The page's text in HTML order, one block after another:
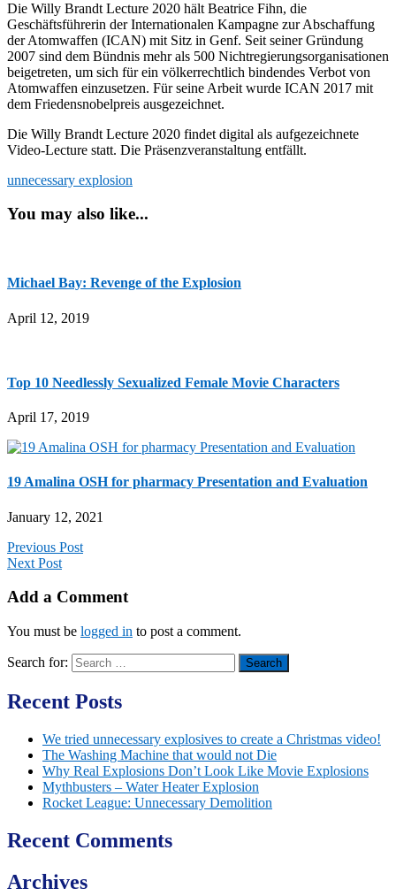
Die Willy Brandt Lecture 2020 hält Beatrice Fihn, die
Geschäftsführerin der Internationalen Kampagne zur Abschaffung
der Atomwaffen (ICAN) mit Sitz in Genf. Seit seiner Gründung
2007 sind dem Bündnis mehr als 500 Nichtregierungsorganisationen
beigetreten, um sich für ein völkerrechtlich bindendes Verbot von
Atomwaffen einzusetzen. Für seine Arbeit wurde ICAN 2017 mit
dem Friedensnobelpreis ausgezeichnet.
Die Willy Brandt Lecture 2020 findet digital als aufgezeichnete
Video-Lecture statt. Die Präsenzveranstaltung entfällt.
unnecessary explosion
You may also like...
Michael Bay: Revenge of the Explosion
April 12, 2019
Top 10 Needlessly Sexualized Female Movie Characters
April 17, 2019
19 Amalina OSH for pharmacy Presentation and Evaluation
January 12, 2021
Previous Post
Next Post
Add a Comment
You must be logged in to post a comment.
Search for:
Recent Posts
We tried unnecessary explosives to create a Christmas video!
The Washing Machine that would not Die
Why Real Explosions Don’t Look Like Movie Explosions
Mythbusters – Water Heater Explosion
Rocket League: Unnecessary Demolition
Recent Comments
Archives